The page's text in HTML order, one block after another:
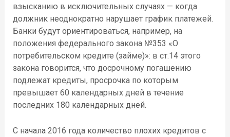
взысканию в исключительных случаях — когда
должник неоднократно нарушает график платежей.
Банки будут ориентироваться, например, на
положения федерального закона №353 «О
потребительском кредите (займе)»: в ст.14 этого
закона говорится, что досрочному погашению
подлежат кредиты, просрочка по которым
превышает 60 календарных дней в течение
последних 180 календарных дней.
С начала 2016 года количество плохих кредитов с